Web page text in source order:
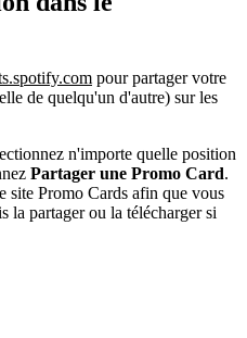
pour partager votre
de quelqu'un d'autre) sur les
n'importe quelle position
Partager une Promo Card.
site Promo Cards afin que vous
la partager ou la télécharger si